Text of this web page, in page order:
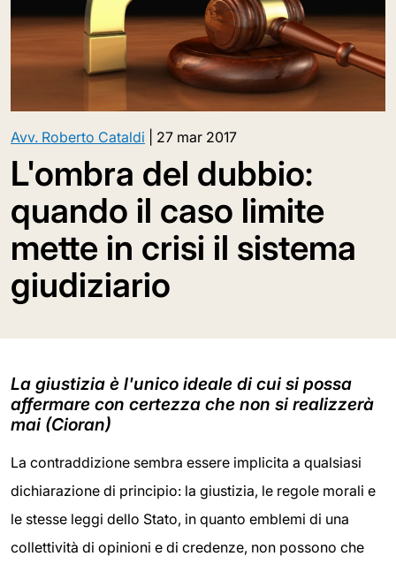
Avv. Roberto Cataldi 27 mar 2017
L'ombra del dubbio:
quando il caso limite
mette in crisi il sistema
giudiziario
La giustizia è l'unico ideale di cui si possa
affermare con certezza che non si realizzerà
mai (Cioran)
La contraddizione sembra essere implicita a qualsiasi
dichiarazione di principio: la giustizia, le regole morali e
le stesse leggi dello Stato, in quanto emblemi di una
collettività di opinioni e di credenze, non possono che